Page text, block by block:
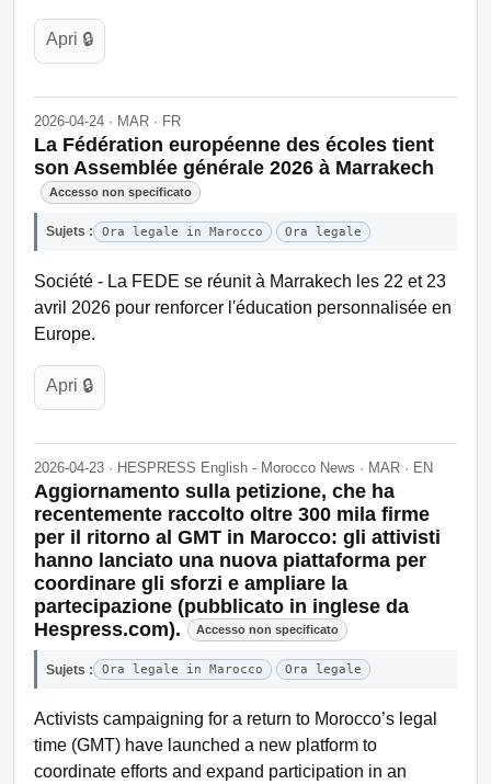
Apri 🔒
2026-04-24 · MAR · FR
La Fédération européenne des écoles tient
son Assemblée générale 2026 à Marrakech
Accesso non specificato
Sujets : Ora legale in Marocco Ora legale
Société - La FEDE se réunit à Marrakech les 22 et 23
avril 2026 pour renforcer l'éducation personnalisée en
Europe.
Apri 🔒
2026-04-23 · HESPRESS English - Morocco News · MAR · EN
Aggiornamento sulla petizione, che ha
recentemente raccolto oltre 300 mila firme
per il ritorno al GMT in Marocco: gli attivisti
hanno lanciato una nuova piattaforma per
coordinare gli sforzi e ampliare la
partecipazione (pubblicato in inglese da
Hespress.com).
Accesso non specificato
Sujets : Ora legale in Marocco Ora legale
Activists campaigning for a return to Morocco’s legal
time (GMT) have launched a new platform to
coordinate efforts and expand participation in an